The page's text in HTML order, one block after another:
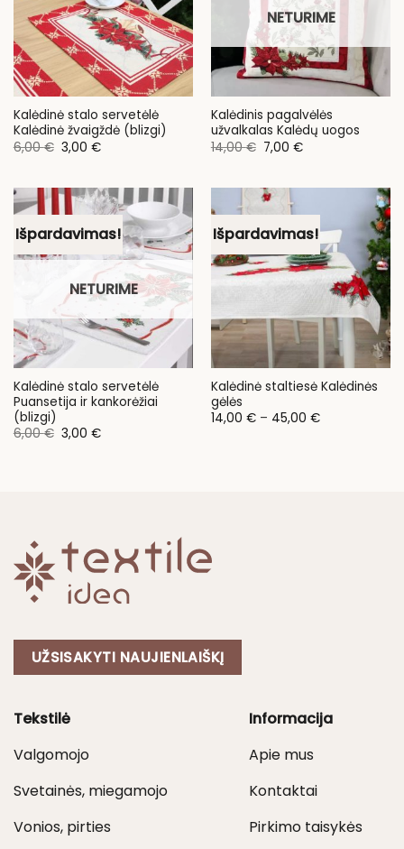
Kalėdinė stalo servetėlė
Kalėdinė žvaigždė (blizgi)
6,00€ Original
price
3,00 €Current
NETURIME
Kalėdinis pagalvėlės
užvalkalas Kalėdų uogos
14,00€ Original
price
7,00 €Current
Išpardavimas!
NETURIME
Kalėdinė stalo servetėlė
Puansetija ir kankorėžiai
(blizgi)
6,00€ Original
price
3,00 €Current
Išpardavimas!
Kalėdinė staltiesė Kalėdinės
gėlės
14,00 € – 45,00 €Price
UŽSISAKYTI NAUJIENLAIŠKĮ
Tekstilė
Valgomojo
Svetainės, miegamojo
Vonios, pirties
Informacija
Apie mus
Kontaktai
Pirkimo taisykės